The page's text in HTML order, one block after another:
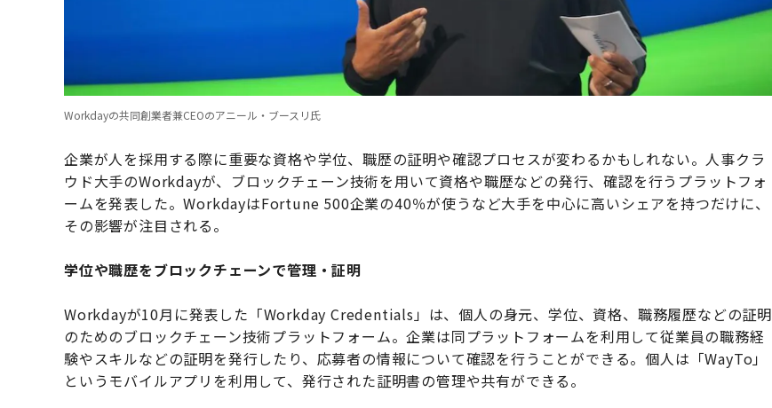
Workdayの共同創業者兼CEOのアニール・ブースリ氏
企業が人を採用する際に重要な資格や学位、職歴の証明や確認プロセスが変わるかもしれない。人事クラ
ウド大手のWorkdayが、ブロックチェーン技術を用いて資格や職歴などの発行、確認を行うプラットフォ
ームを発表した。WorkdayはFortune 500企業の40％が使うなど大手を中心に高いシェアを持つだけに、
その影響が注目される。
学位や職歴をブロックチェーンで管理・証明
Workdayが10月に発表した「Workday Credentials」は、個人の身元、学位、資格、職務履歴などの証明
のためのブロックチェーン技術プラットフォーム。企業は同プラットフォームを利用して従業員の職務経
験やスキルなどの証明を発行したり、応募者の情報について確認を行うことができる。個人は「WayTo」
というモバイルアプリを利用して、発行された証明書の管理や共有ができる。